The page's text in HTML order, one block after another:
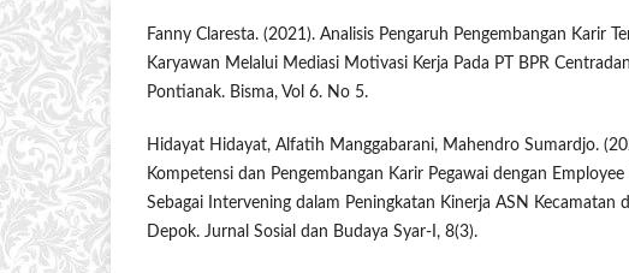
Fanny Claresta. (2021). Analisis Pengaruh Pengembangan Karir
Karyawan Melalui Mediasi Motivasi Kerja Pada PT BPR
Pontianak. Bisma, Vol 6. No 5.
Hidayat Hidayat, Alfatih Manggabarani, Mahendro Sumardjo.
Kompetensi dan Pengembangan Karir Pegawai dengan Employee
Sebagai Intervening dalam Peningkatan Kinerja ASN Kecamatan
Depok. Jurnal Sosial dan Budaya Syar-I, 8(3).